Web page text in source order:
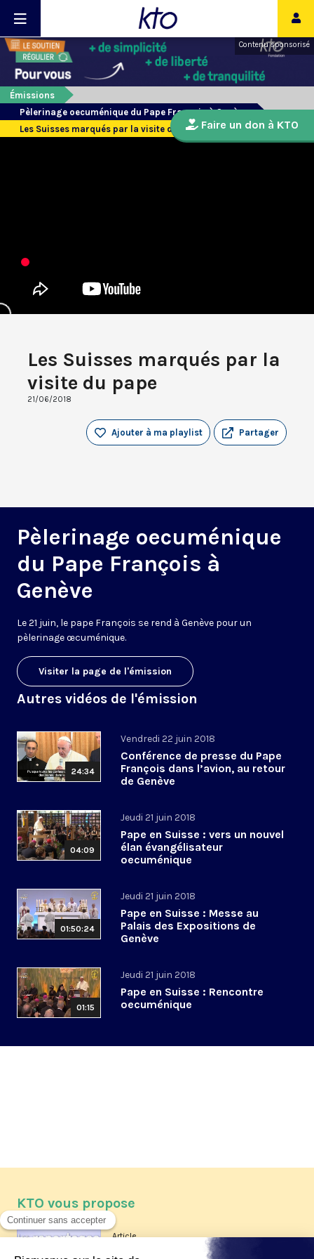
Contenu sponsorisé
Émissions
Pèlerinage oecuménique du Pape François à Genève
Les Suisses marqués par la visite du pape
Les Suisses marqués par la
visite du pape
21/06/2018
Partager
Ajouter à ma playlist
Pèlerinage oecuménique
du Pape François à
Genève
Le 21 juin, le pape François se rend à Genève pour un
pèlerinage œcuménique.
Visiter la page de l'émission
Autres vidéos de l'émission
24:34
Vendredi 22 juin 2018
Conférence de presse du Pape
François dans l’avion, au retour
de Genève
04:09
Jeudi 21 juin 2018
Pape en Suisse : vers un nouvel
élan évangélisateur
oecuménique
01:50:24
Jeudi 21 juin 2018
Pape en Suisse : Messe au
Palais des Expositions de
Genève
01:15
Jeudi 21 juin 2018
Pape en Suisse : Rencontre
oecuménique
Faire un don à KTO
KTO vous propose
Article
Les reportages d'été 2026 de KTO